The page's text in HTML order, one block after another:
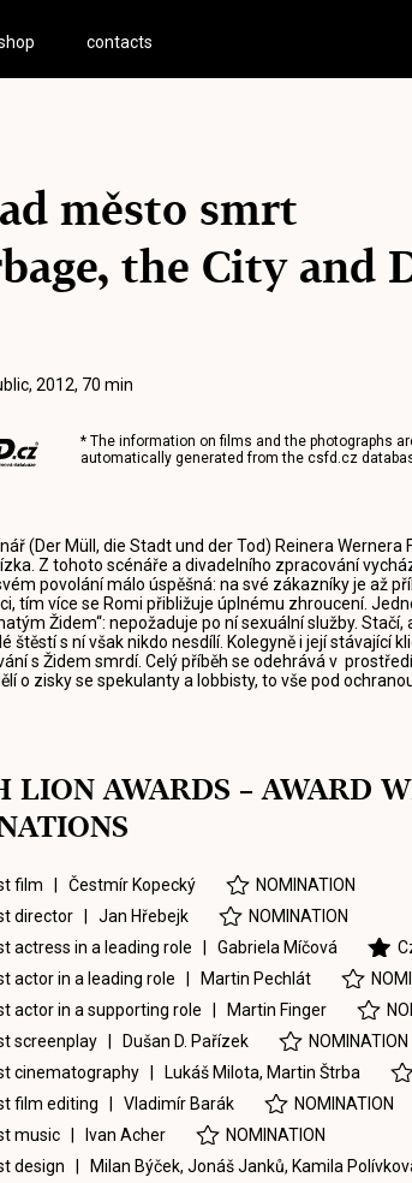
contacts
město smrt
the City and
2012, 70 min
* The information on films and the photographs
automatically generated from the csfd.cz
(Der Müll, die Stadt und der Tod) Reinera
Z tohoto scénáře a divadelního zpracování
povolání málo úspěšná: na své zákazníky je až
tím více se Romi přibližuje úplnému zhroucení.
Židem“: nepožaduje po ní sexuální služby.
štěstí s ní však nikdo nesdílí. Kolegyně i její stávající
s Židem smrdí. Celý příběh se odehrává v
o zisky se spekulanty a lobbisty, to vše pod
LION AWARDS – AWARD
film | Čestmír Kopecký
NOMINATION
director | Jan Hřebejk
NOMINATION
actress in a leading role | Gabriela Míčová
actor in a leading role |
Martin Pechlát
actor in a supporting role |
Martin Finger
screenplay |
Dušan D. Pařízek
NOMINATION
cinematography |
Lukáš Milota, Martin Štrba
film editing | Vladimír Barák
NOMINATION
music |
Ivan Acher
NOMINATION
design |
Milan Býček, Jonáš Janků, Kamila